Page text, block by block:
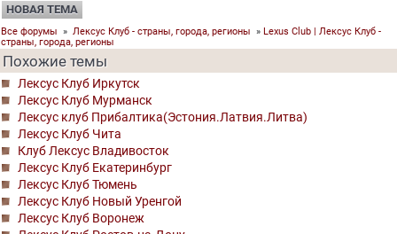
НОВАЯ ТЕМА
Все форумы » Лексус Клуб - страны, города, регионы » Lexus Club | Лексус Клуб -
страны, города, регионы
Похожие темы
Лексус Клуб Иркутск
Лексус Клуб Мурманск
Лексус клуб Прибалтика(Эстония.Латвия.Литва)
Лексус Клуб Чита
Клуб Лексус Владивосток
Лексус Клуб Екатеринбург
Лексус Клуб Тюмень
Лексус Клуб Новый Уренгой
Лексус Клуб Воронеж